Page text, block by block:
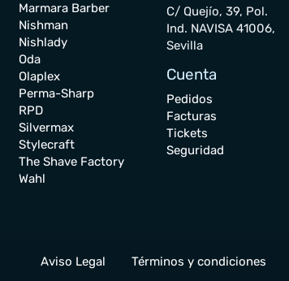
Marmara Barber
Nishman
Nishlady
Oda
Olaplex
Perma-Sharp
RPD
Silvermax
Stylecraft
The Shave Factory
Wahl
C/ Quejío, 39, Pol.
Ind. NAVISA 41006,
Sevilla
Cuenta
Pedidos
Facturas
Tickets
Seguridad
Aviso Legal Términos y condiciones